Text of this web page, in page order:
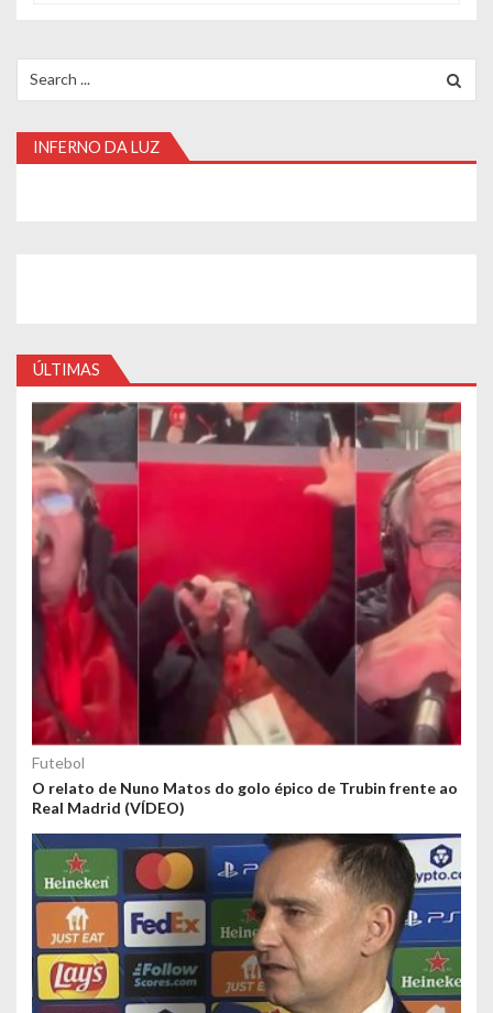
for:
INFERNO DA LUZ
ÚLTIMAS
Futebol
O relato de Nuno Matos do golo épico de Trubin frente ao
Real Madrid (VÍDEO)